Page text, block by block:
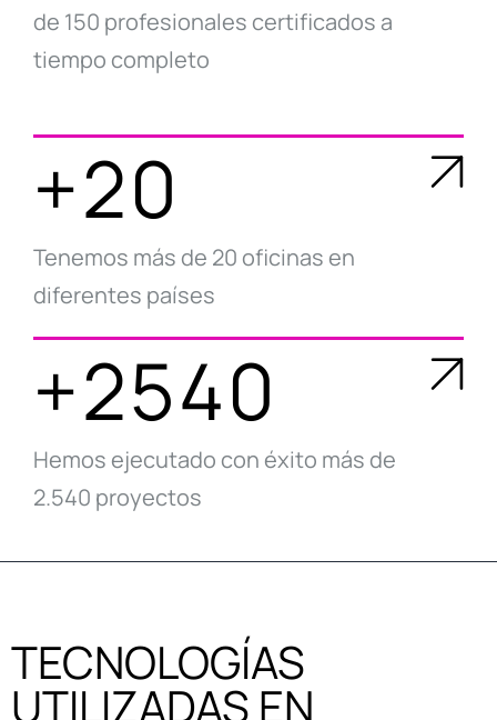
de 150 profesionales certificados a
tiempo completo
+20
Tenemos más de 20 oficinas en
diferentes países
+2540
Hemos ejecutado con éxito más de
2.540 proyectos
TECNOLOGÍAS
UTILIZADAS EN